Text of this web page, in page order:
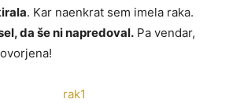
. Kar naenkrat sem imela raka.
da še ni napredoval. Pa vendar,